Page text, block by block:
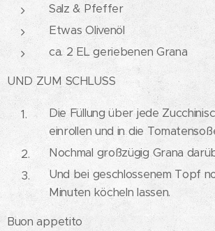
Salz & Pfeffer
Etwas Olivenöl
ca. 2 EL geriebenen Grana
UND ZUM SCHLUSS
Die Füllung über jede
einrollen und in die
Nochmal großzügig Grana
Und bei geschlossenem Topf
Minuten köcheln lassen.
Buon appetito 😋